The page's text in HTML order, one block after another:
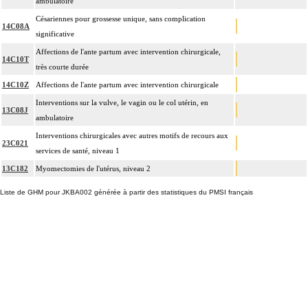
14C08A
Césariennes pour grossesse unique, sans complication
significative
14C10T
Affections de l'ante partum avec intervention chirurgicale,
très courte durée
14C10Z Affections de l'ante partum avec intervention chirurgicale
13C08J
Interventions sur la vulve, le vagin ou le col utérin, en
ambulatoire
23C021
Interventions chirurgicales avec autres motifs de recours aux
services de santé, niveau 1
13C182 Myomectomies de l'utérus, niveau 2
Liste de GHM pour JKBA002 générée à partir des statistiques du PMSI français